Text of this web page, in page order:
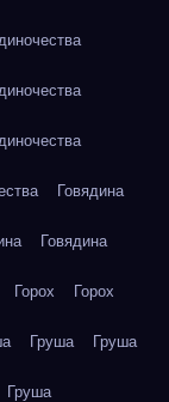
Говядина
Говядина
Горох Горох
Груша Груша
Груша